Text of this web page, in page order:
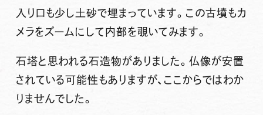
入り口も少し土砂で埋まっています。この古墳もカ
メラをズームにして内部を覗いてみます。
石塔と思われる石造物がありました。仏像が安置
されている可能性もありますが、ここからではわか
りませんでした。